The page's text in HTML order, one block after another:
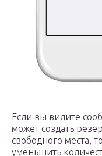
Если вы видите
может создать
свободного места,
уменьшить